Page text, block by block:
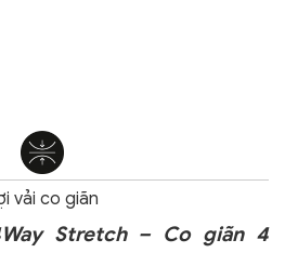
vải co giãn
Stretch – Co giãn 4